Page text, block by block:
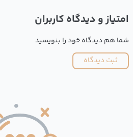
امتیاز و دیدگاه کاربران
شما هم دیدگاه خود را بنویسید
ثبت دیدگاه